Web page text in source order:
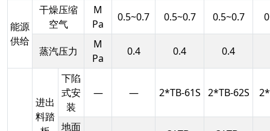
能源
供给
干燥压缩
空气
M
Pa
0.5~0.7 0.5~0.7 0.5~0.7
蒸汽压力
M
Pa
0.4 0.4 0.4
进出
料踏
下陷
式安
装
— — 2*TB-61S 2*TB-62S
地面